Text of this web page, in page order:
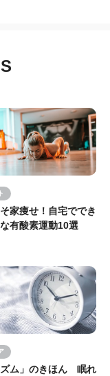
家痩せ！自宅ででき
有酸素運動10選
ズム」のきほん 眠れ